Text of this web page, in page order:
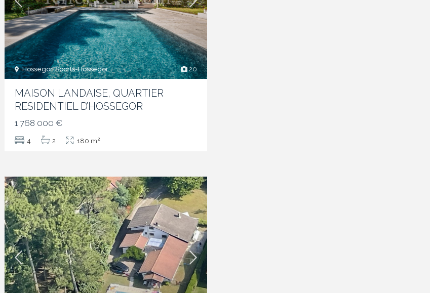
20
Hossegor, Soorts-Hossegor
MAISON LANDAISE, QUARTIER
RESIDENTIEL D’HOSSEGOR
1 768 000 €
4 2 180 m2